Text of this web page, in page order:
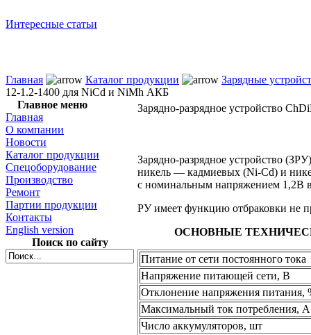
Интересные статьи
Главная Каталог продукции
Зарядные
12-1.2-1400 для NiCd и NiMh АКБ
Главное меню
Главная
О компании
Новости
Каталог продукции
Спецоборудование
Производство
Ремонт
Партии продукции
Контакты
English version
Поиск по сайту
Зарядно-разрядное устройство
Зарядно-разрядное устройство
никель — кадмиевых (Ni-Cd) и
с номинальным напряжением 1,2В
РУ имеет функцию отбраковки не
ОСНОВНЫЕ
Питание от сети постоянного тока
Напряжение питающей сети, В
Отклонение напряжения питания,
Максимальный ток потребления, А
Число аккумуляторов, шт